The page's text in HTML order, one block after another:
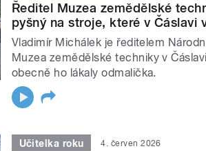
Ředitel Muzea zemědělské
pyšný na stroje, které v Čáslavi
Vladimír Michálek je ředitelem
Muzea zemědělské techniky v
obecně ho lákaly odmalička.
Učitelka roku 4. červen 2026